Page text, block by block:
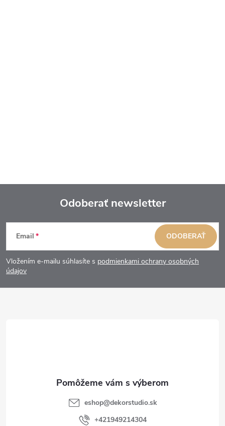
Z
á
p
Odoberať newsletter
Email
Vložením e-mailu súhlasíte s podmienkami ochrany osobných
údajov
ODOBERAŤ
eshop@dekorstudio.sk
+421949214304